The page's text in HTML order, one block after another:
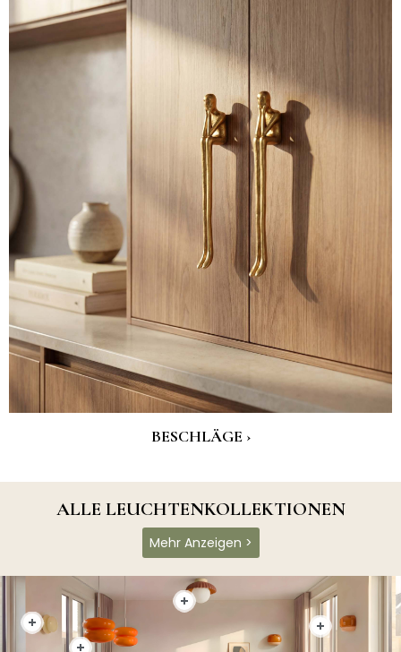
BESCHLÄGE ›
ALLE LEUCHTENKOLLEKTIONEN
Mehr Anzeigen >